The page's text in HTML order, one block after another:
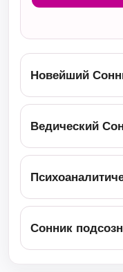
Новейший
Ведический
Сонник